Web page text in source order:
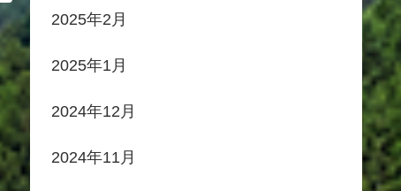
2025年2月
2025年1月
2024年12月
2024年11月